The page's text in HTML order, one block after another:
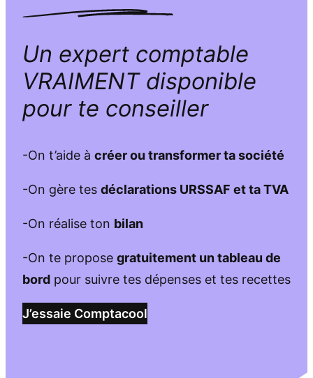
Un expert comptable
VRAIMENT disponible
pour te conseiller
-On t’aide à créer ou transformer ta société
-On gère tes déclarations URSSAF et ta TVA
-On réalise ton bilan
-On te propose gratuitement un tableau de
bord pour suivre tes dépenses et tes recettes
J’essaie Comptacool